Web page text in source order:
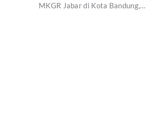
MKGR Jabar di Kota Bandung,…